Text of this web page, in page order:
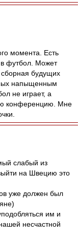
момента. Есть
в футбол. Может
сборная будущих
напыщенным
не играет, а
конференцию. Мне
слабый из
на Швецию это
уже должен был
им и
несчастной